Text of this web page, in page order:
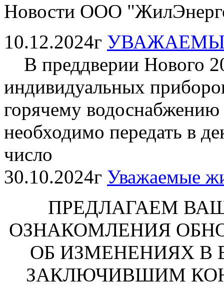
Новости ООО
10.12.2024г
В преддверии Нового
индивидуальных
горячему
необходимо передать в
число
30.10.2024г Уважаемые
ПРЕДЛАГАЕМ
ОЗНАКОМЛЕНИЯ
ОБ ИЗМЕНЕНИЯХ
ЗАКЛЮЧИВШИМ